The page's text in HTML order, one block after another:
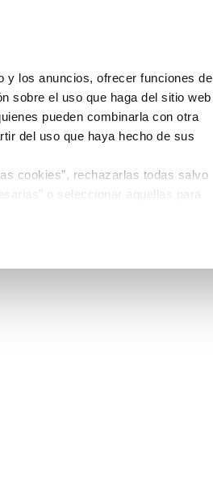
y los anuncios, ofrecer funciones de
sobre el uso que haga del sitio web
pueden combinarla con otra
del uso que haya hecho de sus
cookies”, rechazarlas todas salvo
o seleccionar aquellas para